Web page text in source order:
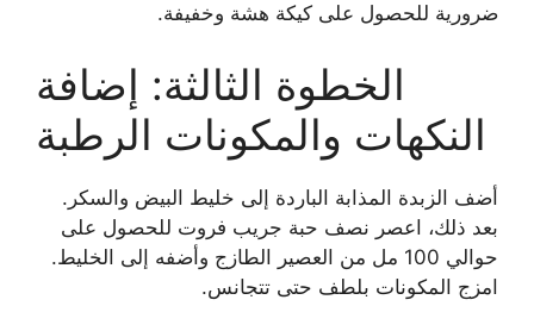
ضرورية للحصول على كيكة هشة وخفيفة.
الخطوة الثالثة: إضافة
النكهات والمكونات الرطبة
أضف الزبدة المذابة الباردة إلى خليط البيض والسكر.
بعد ذلك، اعصر نصف حبة جريب فروت للحصول على
حوالي 100 مل من العصير الطازج وأضفه إلى الخليط.
امزج المكونات بلطف حتى تتجانس.